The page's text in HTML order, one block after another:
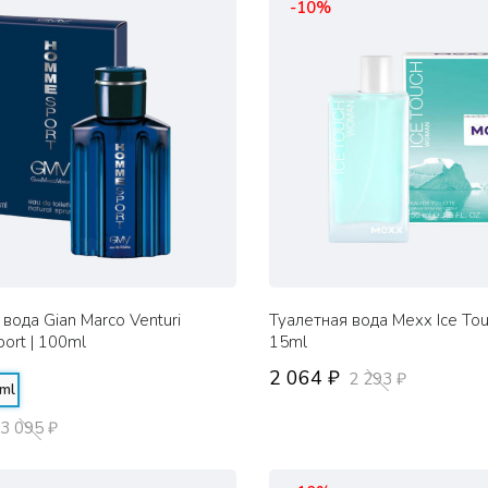
Gian Marco Venturi
| 100ml
3 095 ₽
-10%
Туалетная вода Mexx Ice
15ml
2 064 ₽ 2 293 ₽